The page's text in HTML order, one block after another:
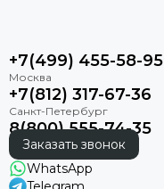
+7(499) 455-58-95
+7(812) 317-67-36
8(800) 555-74-35
Заказать звонок
WhatsApp